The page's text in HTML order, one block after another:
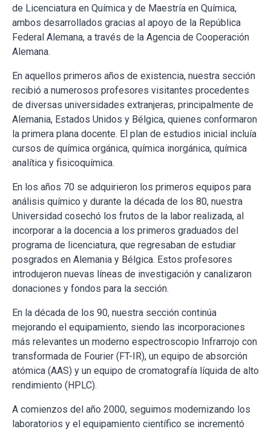
de Licenciatura en Química y de Maestría en Química,
ambos desarrollados gracias al apoyo de la República
Federal Alemana, a través de la Agencia de Cooperación
Alemana.
En aquellos primeros años de existencia, nuestra sección
recibió a numerosos profesores visitantes procedentes
de diversas universidades extranjeras, principalmente de
Alemania, Estados Unidos y Bélgica, quienes conformaron
la primera plana docente. El plan de estudios inicial incluía
cursos de química orgánica, química inorgánica, química
analítica y fisicoquímica.
En los años 70 se adquirieron los primeros equipos para
análisis químico y durante la década de los 80, nuestra
Universidad cosechó los frutos de la labor realizada, al
incorporar a la docencia a los primeros graduados del
programa de licenciatura, que regresaban de estudiar
posgrados en Alemania y Bélgica. Estos profesores
introdujeron nuevas líneas de investigación y canalizaron
donaciones y fondos para la sección.
En la década de los 90, nuestra sección continúa
mejorando el equipamiento, siendo las incorporaciones
más relevantes un moderno espectroscopio Infrarrojo con
transformada de Fourier (FT-IR), un equipo de absorción
atómica (AAS) y un equipo de cromatografía líquida de alto
rendimiento (HPLC).
A comienzos del año 2000, seguimos modernizando los
laboratorios y el equipamiento científico se incrementó